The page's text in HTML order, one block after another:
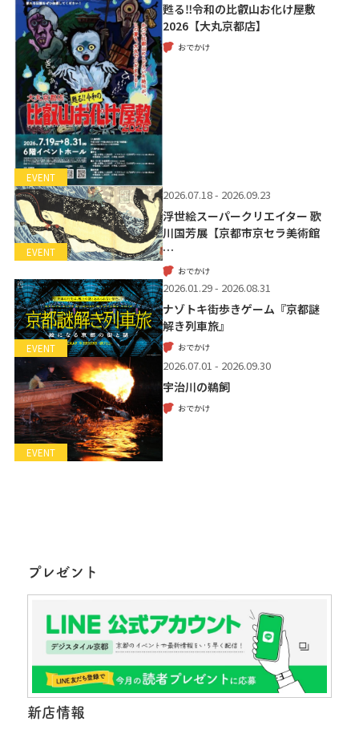
EVENT
甦る‼令和の比叡山お化け屋敷
2026【大丸京都店】
おでかけ
EVENT
2026.07.18 - 2026.09.23
浮世絵スーパークリエイター 歌
川国芳展【京都市京セラ美術館
…
おでかけ
EVENT
2026.01.29 - 2026.08.31
ナゾトキ街歩きゲーム『京都謎
解き列車旅』
おでかけ
EVENT
2026.07.01 - 2026.09.30
宇治川の鵜飼
おでかけ
プレゼント
新店情報